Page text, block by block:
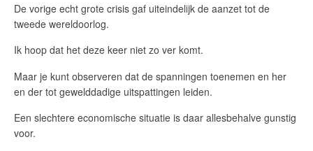
De vorige echt grote crisis gaf uiteindelijk de aanzet tot de
tweede wereldoorlog.
Ik hoop dat het deze keer niet zo ver komt.
Maar je kunt observeren dat de spanningen toenemen en her
en der tot gewelddadige uitspattingen leiden.
Een slechtere economische situatie is daar allesbehalve gunstig
voor.